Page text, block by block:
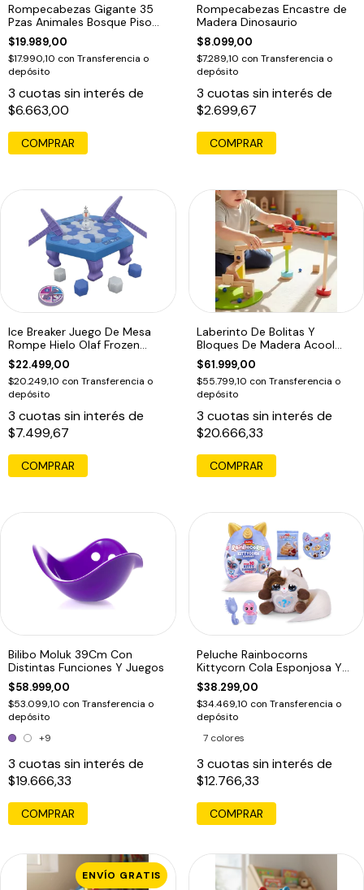
Rompecabezas Gigante 35
Pzas Animales Bosque Piso
Puzzle Edu
$19.989,00
$17.990,10 con Transferencia o
depósito
3 cuotas sin interés de
$6.663,00
Rompecabezas Encastre de
Madera Dinosaurio
$8.099,00
$7.289,10 con Transferencia o
depósito
3 cuotas sin interés de
$2.699,67
Ice Breaker Juego De Mesa
Rompe Hielo Olaf Frozen
Disney
$22.499,00
$20.249,10 con Transferencia o
depósito
3 cuotas sin interés de
$7.499,67
Laberinto De Bolitas Y
Bloques De Madera Acool
Para Niños Multicolor
$61.999,00
$55.799,10 con Transferencia o
depósito
3 cuotas sin interés de
$20.666,33
COMPRAR
Bilibo Moluk 39Cm Con
Distintas Funciones Y Juegos
$58.999,00
$53.099,10 con Transferencia o
depósito
+9
3 cuotas sin interés de
$19.666,33
COMPRAR
Peluche Rainbocorns
Kittycorn Cola Esponjosa Y
10 Sorpresas
$38.299,00
$34.469,10 con Transferencia o
depósito
7 colores
3 cuotas sin interés de
$12.766,33
COMPRAR
ENVÍO GRATIS